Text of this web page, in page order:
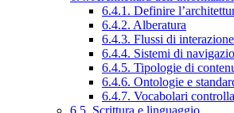
6.4.1. Definire
6.4.2. Alberatura
6.4.3. Flussi di interazione
6.4.4. Sistemi di
6.4.5. Tipologie di
6.4.6. Ontologie e
6.4.7. Vocabolari
6.5. Scrittura e linguaggio